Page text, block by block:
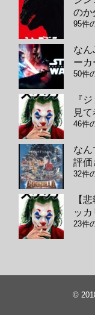
のか
95件
なん
ーカ
50件
『
見て
46件
なん
評価
32件
【
ッカ
23件
©